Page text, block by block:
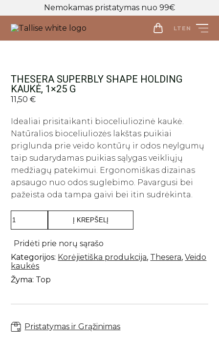
Nemokamas pristatymas nuo 99€
LT EN
Parduotuvė
Veido priežiūra
Makiažo valymo priemonės
Veido prausikliai
Veido šveitikliai
Veido tonikai
Veido serumai
Veido ampulės
Veido kaukės
Paakių kremai ir serumai
Paakių kaukės
Kaklo kremai
Veido priežiūros aparatai
Savaiminio įdegio priemonės veidui
Kūno priežiūra
Visos priemonės
Kūno prausikliai, šveitikliai
Kūno kremai ir losjonai
Kūno purškikliai
Rankų kremai
Savaiminio įdegio priemonės kūnui
Natūralūs dezodorantai
Vonios druskos
Apsauga nuo saulės kūnui
Makiažo Priemonės
Visos priemonės
Makiažo bazės
Makiažo pagrindai ir maskuokliai
Birios ir presuotos pudros
Veido kontūravimui
Skaistalai
Akių pieštukai
Blakstienoms (tušai, serumai)
Lūpoms (lūpų dažai, blizgiai)
Makiažo rinkiniai
Plaukų priežiūros priemonės
Visos priemonės
Galvos odos šveitikliai
Plaukų kondicionieriai
Plaukų kremai
Nenuskalaujami kondicionieriai
Plaukų serumai ir aliejai
Plaukų šepečiai
Apranga
Apranga
Sportinės Liemenelės
Sijonai
Šortai
Naujienos
Rinkiniai
Namams
Kvepalai
Pasiūlymai
THESERA SUPERBLY SHAPE HOLDING
KAUKĖ, 1×25 G
11,50€
Idealiai prisitaikanti bioceliuliozinė kaukė.
Natūralios bioceliuliozės lakštas puikiai
priglunda prie veido kontūrų ir odos neylgumų
taip sudarydamas puikias sąlygas veikliųjų
medžiagų patekimui. Ergonomiškas dizainas
apsaugo nuo odos suglebimo. Pavargusi bei
pažeista oda tampa gaivi bei itin sudrėkinta.
produkto
kiekis:
THESERA
SUPERBLY
SHAPE
HOLDING
KAUKĖ,
1x25
G
Į KREPŠELĮ
Pridėti prie norų sąrašo
Kategorijos: Korėjietiška produkcija, Thesera,Veido
kaukės
Žyma: Top
Pristatymas ir Grąžinimas